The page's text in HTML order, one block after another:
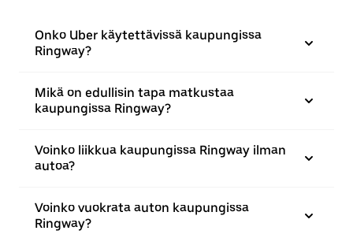
Onko Uber käytettävissä kaupungissa
Ringway?
Mikä on edullisin tapa matkustaa
kaupungissa Ringway?
Voinko liikkua kaupungissa Ringway ilman
autoa?
Voinko vuokrata auton kaupungissa
Ringway?